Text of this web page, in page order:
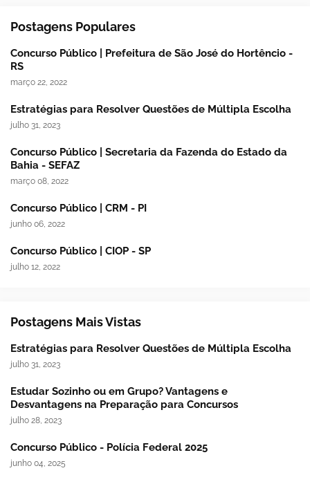
Postagens Populares
Concurso Público | Prefeitura de São José do Hortêncio -
RS
março 22, 2022
Estratégias para Resolver Questões de Múltipla Escolha
julho 31, 2023
Concurso Público | Secretaria da Fazenda do Estado da
Bahia - SEFAZ
março 08, 2022
Concurso Público | CRM - PI
junho 06, 2022
Concurso Público | CIOP - SP
julho 12, 2022
Postagens Mais Vistas
Estratégias para Resolver Questões de Múltipla Escolha
julho 31, 2023
Estudar Sozinho ou em Grupo? Vantagens e
Desvantagens na Preparação para Concursos
julho 28, 2023
Concurso Público - Polícia Federal 2025
junho 04, 2025